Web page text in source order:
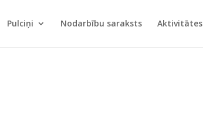
Pulciņi Nodarbību saraksts Aktivitātes